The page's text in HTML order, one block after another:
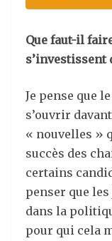
Que faut-il
s’investissent
Je pense que
s’ouvrir
« nouvelles »
succès des
certains
penser que
dans la
pour qui cela